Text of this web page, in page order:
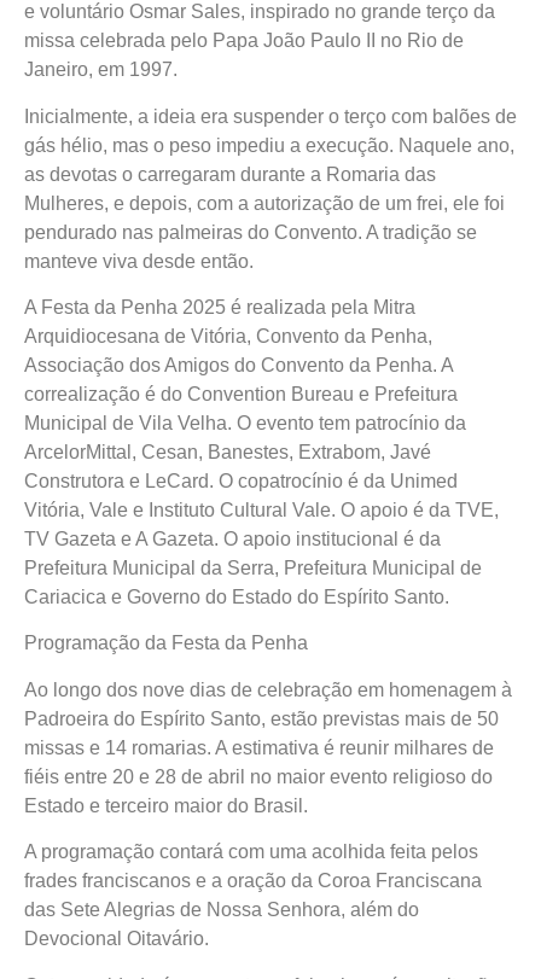
e voluntário Osmar Sales, inspirado no grande terço da
missa celebrada pelo Papa João Paulo II no Rio de
Janeiro, em 1997.
Inicialmente, a ideia era suspender o terço com balões de
gás hélio, mas o peso impediu a execução. Naquele ano,
as devotas o carregaram durante a Romaria das
Mulheres, e depois, com a autorização de um frei, ele foi
pendurado nas palmeiras do Convento. A tradição se
manteve viva desde então.
A Festa da Penha 2025 é realizada pela Mitra
Arquidiocesana de Vitória, Convento da Penha,
Associação dos Amigos do Convento da Penha. A
correalização é do Convention Bureau e Prefeitura
Municipal de Vila Velha. O evento tem patrocínio da
ArcelorMittal, Cesan, Banestes, Extrabom, Javé
Construtora e LeCard. O copatrocínio é da Unimed
Vitória, Vale e Instituto Cultural Vale. O apoio é da TVE,
TV Gazeta e A Gazeta. O apoio institucional é da
Prefeitura Municipal da Serra, Prefeitura Municipal de
Cariacica e Governo do Estado do Espírito Santo.
Programação da Festa da Penha
Ao longo dos nove dias de celebração em homenagem à
Padroeira do Espírito Santo, estão previstas mais de 50
missas e 14 romarias. A estimativa é reunir milhares de
fiéis entre 20 e 28 de abril no maior evento religioso do
Estado e terceiro maior do Brasil.
A programação contará com uma acolhida feita pelos
frades franciscanos e a oração da Coroa Franciscana
das Sete Alegrias de Nossa Senhora, além do
Devocional Oitavário.